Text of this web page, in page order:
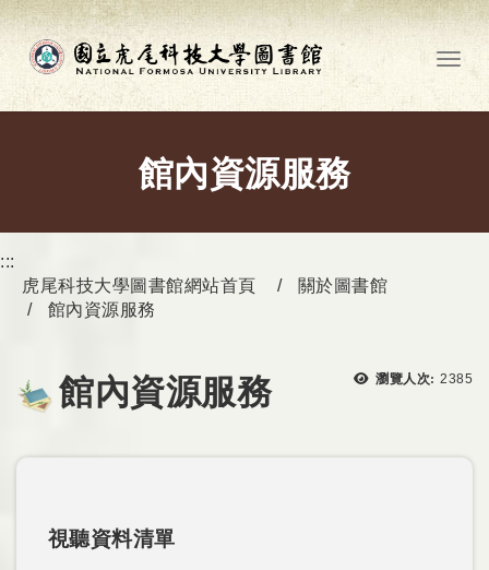
跳到主要內容
館內資源服務
:::
虎尾科技大學圖書館網站首頁
關於圖書館
館內資源服務
瀏覽人次: 瀏覽
2385
館內資源服務
視聽資料清單